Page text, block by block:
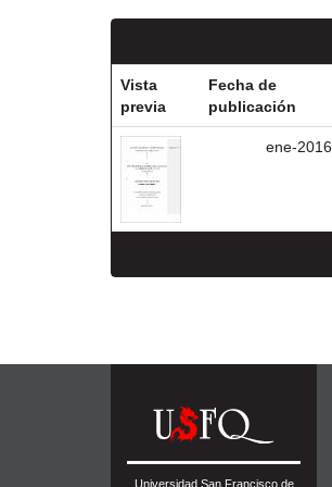
Vista
previa
Fecha de
publicación
ene-2016
Universidad San Francisco de